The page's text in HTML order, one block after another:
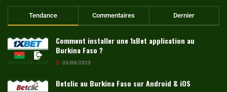
Tendance Commentaires Dernier
Comment installer une 1xBet application au
Burkina Faso ?
03/09/2023
Betclic au Burkina Faso sur Android & iOS